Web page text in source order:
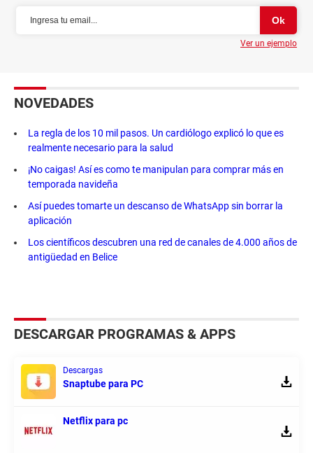
Ver un ejemplo
NOVEDADES
La regla de los 10 mil pasos. Un cardiólogo explicó lo que es
realmente necesario para la salud
¡No caigas! Así es como te manipulan para comprar más en
temporada navideña
Así puedes tomarte un descanso de WhatsApp sin borrar la
aplicación
Los científicos descubren una red de canales de 4.000 años de
antigüedad en Belice
DESCARGAR PROGRAMAS & APPS
Descargas
Snaptube para PC
Netflix para pc